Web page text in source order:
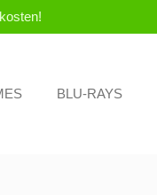
BLU-RAYS